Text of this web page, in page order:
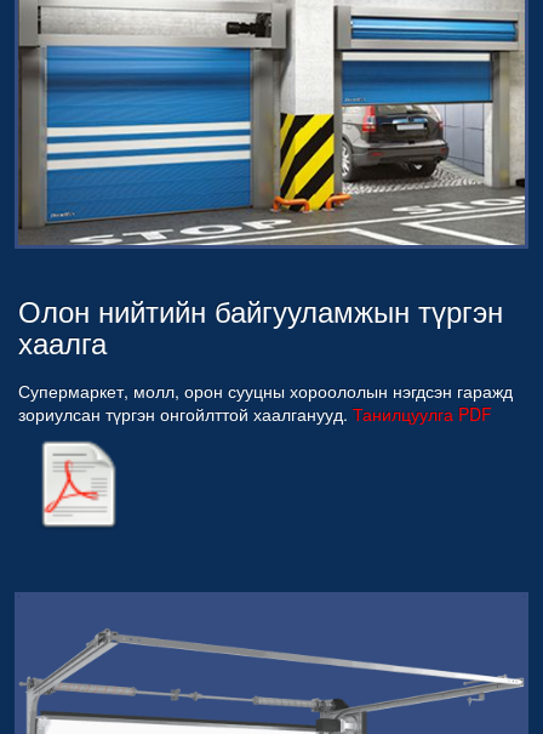
Олон нийтийн байгууламжын түргэн
хаалга
Супермаркет, молл, орон сууцны хороололын нэгдсэн гаражд
зориулсан түргэн онгойлттой хаалганууд. Танилцуулга PDF